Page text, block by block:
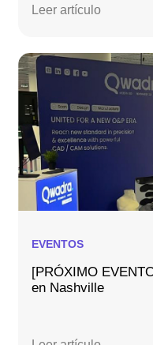
Leer artículo
EVENTOS
[PRÓXIMO
en Nashville